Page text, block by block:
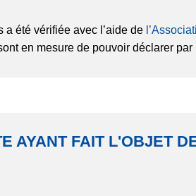
a été vérifiée avec l’aide de
en mesure de pouvoir déclarer
AYANT FAIT L'OBJET